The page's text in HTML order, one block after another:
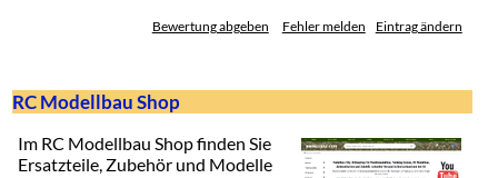
Bewertung abgeben Fehler melden Eintrag ändern
RC Modellbau Shop
Im RC Modellbau Shop finden Sie
Ersatzteile, Zubehör und Modelle